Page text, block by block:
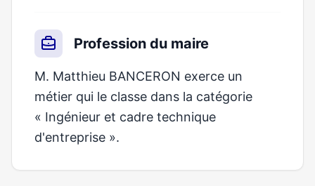
Profession du maire
M. Matthieu BANCERON exerce un
métier qui le classe dans la catégorie
« Ingénieur et cadre technique
d'entreprise ».